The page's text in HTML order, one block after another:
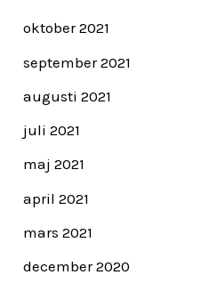
oktober 2021
september 2021
augusti 2021
juli 2021
maj 2021
april 2021
mars 2021
december 2020